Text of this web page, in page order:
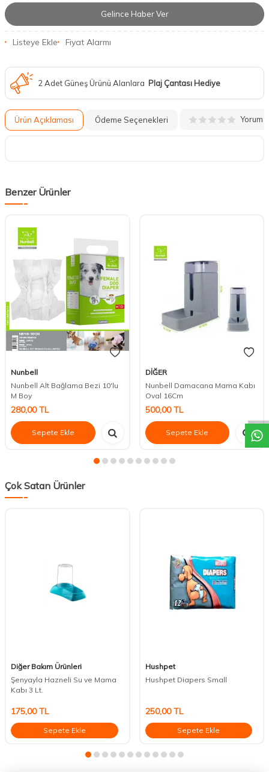
Gelince Haber Ver
Listeye Ekle Fiyat Alarmı
2 Adet Güneş Ürünü Alanlara Plaj Çantası Hediye
Ürün Açıklaması Ödeme Seçenekleri Yorum
Benzer Ürünler
Nunbell
Nunbell Alt Bağlama Bezi 10'lu
M Boy
280,00TL
Sepete Ekle
DİĞER
Nunbell Damacana Mama Kabı
Oval 16Cm
500,00TL
Sepete Ekle
Çok Satan Ürünler
Diğer Bakım Ürünleri
Şenyayla Hazneli Su ve Mama
Kabı 3 Lt.
175,00TL
Sepete Ekle
Hushpet
Hushpet Diapers Small
250,00TL
Sepete Ekle